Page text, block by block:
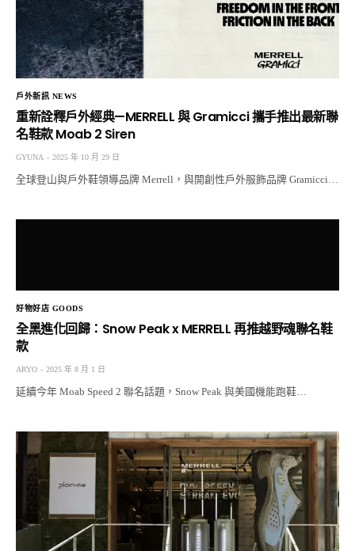
戶外新訊 NEWS
重新詮釋戶外經典—MERRELL 與 Gramicci 攜手推出最新聯
名鞋款 Moab 2 Siren
GYUNA 2025 年 10 月 29 日
全球登山與戶外鞋領導品牌 Merrell，與開創性戶外服飾品牌 Gramicci…
好物好店 GOODS
全黑進化回歸：Snow Peak x MERRELL 再推越野魂聯名鞋
款
ARYO 2025 年 8 月 1 日
延續今年 Moab Speed 2 聯名話題，Snow Peak 與美國機能跑鞋…